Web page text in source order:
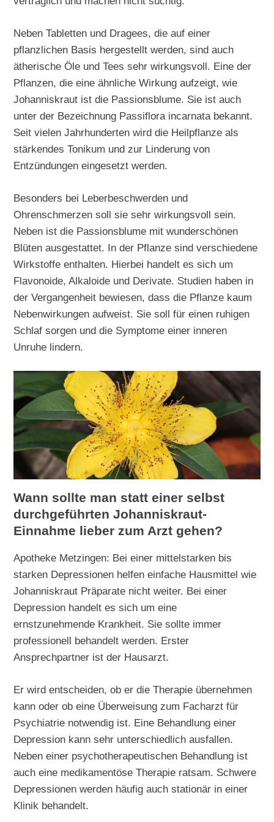
Neben Tabletten und Dragees, die auf einer
pflanzlichen Basis hergestellt werden, sind auch
ätherische Öle und Tees sehr wirkungsvoll. Eine der
Pflanzen, die eine ähnliche Wirkung aufzeigt, wie
Johanniskraut ist die Passionsblume. Sie ist auch
unter der Bezeichnung Passiflora incarnata bekannt.
Seit vielen Jahrhunderten wird die Heilpflanze als
stärkendes Tonikum und zur Linderung von
Entzündungen eingesetzt werden.
Besonders bei Leberbeschwerden und
Ohrenschmerzen soll sie sehr wirkungsvoll sein.
Neben ist die Passionsblume mit wunderschönen
Blüten ausgestattet. In der Pflanze sind verschiedene
Wirkstoffe enthalten. Hierbei handelt es sich um
Flavonoide, Alkaloide und Derivate. Studien haben in
der Vergangenheit bewiesen, dass die Pflanze kaum
Nebenwirkungen aufweist. Sie soll für einen ruhigen
Schlaf sorgen und die Symptome einer inneren
Unruhe lindern.
Wann sollte man statt einer selbst
durchgeführten Johanniskraut-
Einnahme lieber zum Arzt gehen?
Apotheke Metzingen: Bei einer mittelstarken bis
starken Depressionen helfen einfache Hausmittel wie
Johanniskraut Präparate nicht weiter. Bei einer
Depression handelt es sich um eine
ernstzunehmende Krankheit. Sie sollte immer
professionell behandelt werden. Erster
Ansprechpartner ist der Hausarzt.
Er wird entscheiden, ob er die Therapie übernehmen
kann oder ob eine Überweisung zum Facharzt für
Psychiatrie notwendig ist. Eine Behandlung einer
Depression kann sehr unterschiedlich ausfallen.
Neben einer psychotherapeutischen Behandlung ist
auch eine medikamentöse Therapie ratsam. Schwere
Depressionen werden häufig auch stationär in einer
Klinik behandelt.